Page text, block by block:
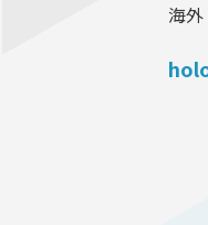
海外